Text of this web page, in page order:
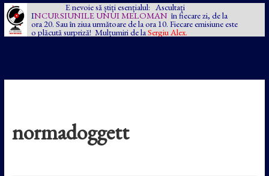
E nevoie să știți esențialul: Ascultați
INCURSIUNILE UNUI MELOMAN în fiecare zi, de la
ora 20. Sau în ziua următoare de la ora 10. Fiecare emisiune este
o plăcută surpriză! Mulțumiri de la Sergiu Alex.
normadoggett